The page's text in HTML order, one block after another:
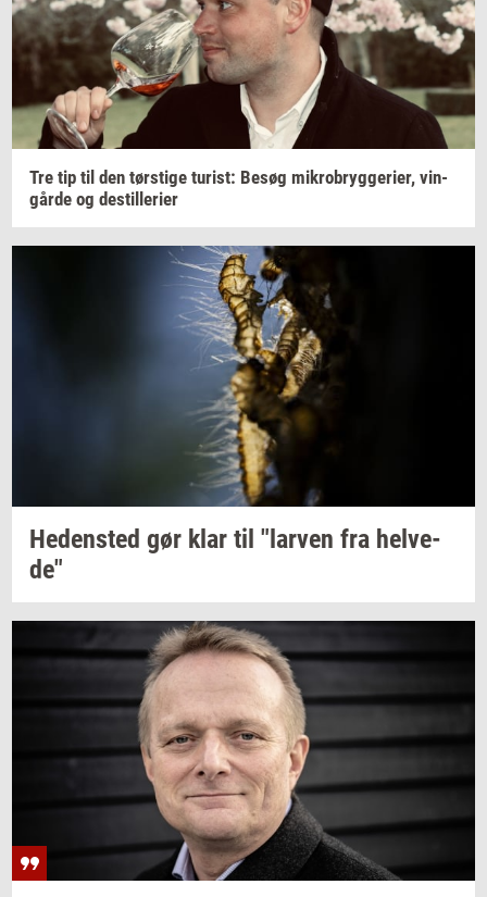
Tre tip til den tørsti­ge turist: Besøg mi­kro­bryg­ge­ri­er, vin­
går­de og destil­le­ri­er
He­den­sted gør klar til "lar­ven fra hel­ve­
de"